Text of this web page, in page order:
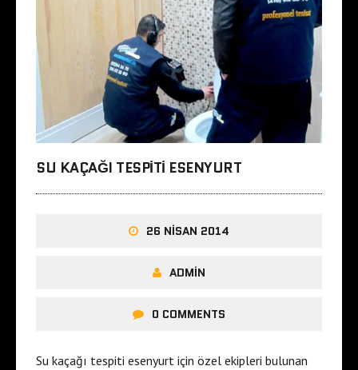
SU KAÇAĞI TESPITI ESENYURT
26 NISAN 2014
ADMIN
0 COMMENTS
Su kaçağı tespiti esenyurt için özel ekipleri bulunan